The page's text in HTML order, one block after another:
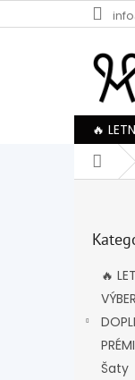
na
🔥
🔥
VÝBER
Šaty